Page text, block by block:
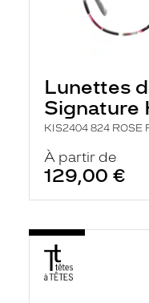
Lunettes
Signature
KIS2404 824 ROSE
À partir de
129,00 €